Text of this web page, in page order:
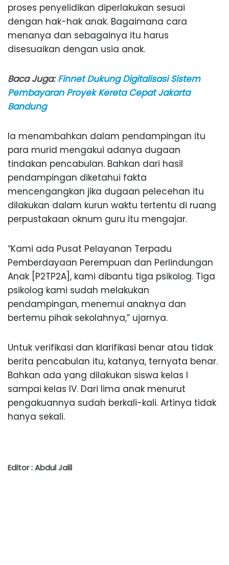
proses penyelidikan diperlakukan sesuai
dengan hak-hak anak. Bagaimana cara
menanya dan sebagainya itu harus
disesuaikan dengan usia anak.
Baca Juga:Finnet Dukung Digitalisasi Sistem
Pembayaran Proyek Kereta Cepat Jakarta
Bandung
Ia menambahkan dalam pendampingan itu
para murid mengakui adanya dugaan
tindakan pencabulan. Bahkan dari hasil
pendampingan diketahui fakta
mencengangkan jika dugaan pelecehan itu
dilakukan dalam kurun waktu tertentu di ruang
perpustakaan oknum guru itu mengajar.
“Kami ada Pusat Pelayanan Terpadu
Pemberdayaan Perempuan dan Perlindungan
Anak [P2TP2A], kami dibantu tiga psikolog. Tiga
psikolog kami sudah melakukan
pendampingan, menemui anaknya dan
bertemu pihak sekolahnya,” ujarnya.
Untuk verifikasi dan klarifikasi benar atau tidak
berita pencabulan itu, katanya, ternyata benar.
Bahkan ada yang dilakukan siswa kelas I
sampai kelas IV. Dari lima anak menurut
pengakuannya sudah berkali-kali. Artinya tidak
hanya sekali.
Editor : Abdul Jalil